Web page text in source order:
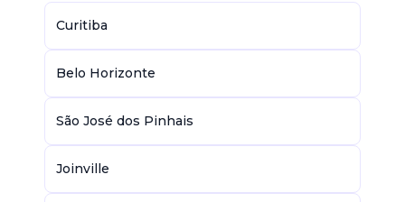
Curitiba
Belo Horizonte
São José dos Pinhais
Joinville